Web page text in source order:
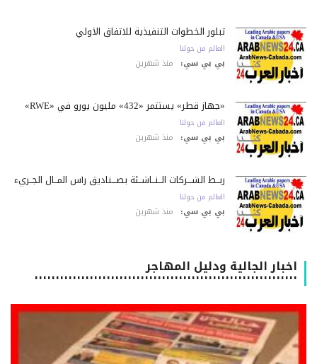
تبلور الخطوات التنفيذية للاتفاق الأولي
العالم من حولنا
بي بي سي: منذ شهرين
«جهاز قطر» يستثمر «432» مليون يورو في «RWE»
العالم من حولنا
بي بي سي: منذ شهرين
ربــط الشـــركات الــنــاشــئة بصـــناديق رأس المــال الجــريء
العالم من حولنا
بي بي سي: منذ شهرين
اخبار الجالية ودليل المهاجر
٠٠٠٠٠٠٠٠٠٠٠٠٠٠٠٠٠٠٠٠٠٠٠٠٠٠٠٠٠٠٠٠٠٠٠٠٠٠٠٠٠٠٠٠٠٠٠٠٠٠٠٠٠٠٠٠٠٠٠٠٠٠